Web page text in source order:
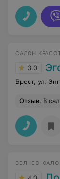
САЛОН
3.0
Брест, ул.
Отзыв. В салоне приятная
ВЕЛНЕС-